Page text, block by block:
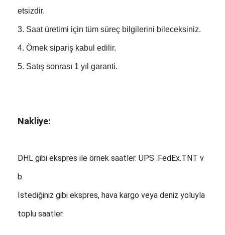
etsizdir.
3. Saat üretimi için tüm süreç bilgilerini bileceksiniz.
4. Örnek sipariş kabul edilir.
5. Satış sonrası 1 yıl garanti.
Nakliye:
DHL gibi ekspres ile örnek saatler. UPS .FedEx.TNT v
b.
İstediğiniz gibi ekspres, hava kargo veya deniz yoluyla
toplu saatler.